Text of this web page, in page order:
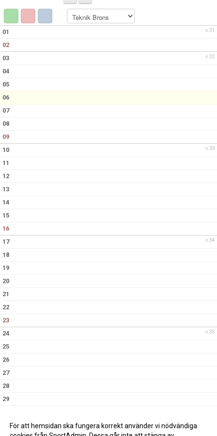
v.31
01
02
v.32
03
04
05
06
07
08
09
v.33
10
11
12
13
14
15
16
v.34
17
18
19
20
21
22
23
v.35
24
25
26
27
28
29
För att hemsidan ska fungera korrekt använder vi nödvändiga